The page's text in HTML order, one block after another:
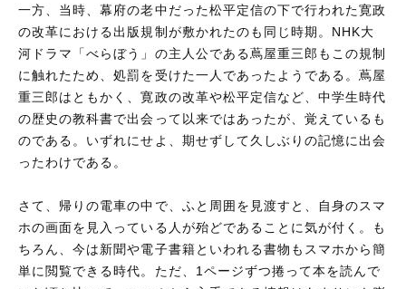
一方、当時、幕府の老中だった松平定信の下で行われた寛政
の改革における出版規制が敷かれたのも同じ時期。NHK大
河ドラマ「べらぼう」の主人公である蔦屋重三郎もこの規制
に触れたため、処罰を受けた一人であったようである。蔦屋
重三郎はともかく、寛政の改革や松平定信など、中学生時代
の歴史の教科書で出会って以来ではあったが、覚えているも
のである。いずれにせよ、期せずして久しぶりの記憶に出会
ったわけである。
さて、帰りの電車の中で、ふと周囲を見渡すと、自身のスマ
ホの画面を見入っている人が殆どであることに気が付く。も
ちろん、今は新聞や電子書籍といわれる書物もスマホから簡
単に閲覧できる時代。ただ、1ページずつ捲って本を読んで